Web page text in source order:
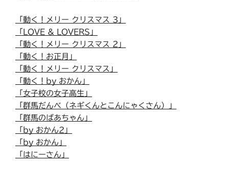
「動く！メリー クリスマス 3」
「LOVE & LOVERS」
「動く！メリー クリスマス 2」
「動く！お正月」
「動く！メリー クリスマス」
「動く！by おかん」
「女子校の女子高生」
「群馬だんべ（ネギくんとこんにゃくさん）」
「群馬のばあちゃん」
「by おかん2」
「by おかん」
「はにーさん」